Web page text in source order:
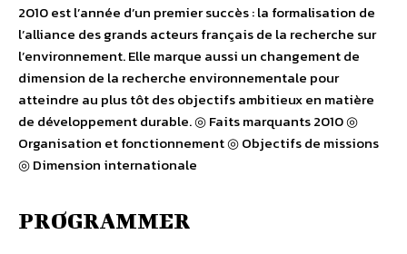
2010 est l’année d’un premier succès : la formalisation de
l’alliance des grands acteurs français de la recherche sur
l’environnement. Elle marque aussi un changement de
dimension de la recherche environnementale pour
atteindre au plus tôt des objectifs ambitieux en matière
de développement durable. ◎ Faits marquants 2010 ◎
Organisation et fonctionnement ◎ Objectifs de missions
◎ Dimension internationale
PROGRAMMER